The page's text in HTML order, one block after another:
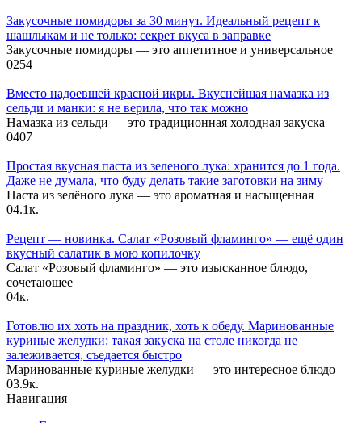
Закусочные помидоры за 30 минут. Идеальный рецепт к
шашлыкам и не только: секрет вкуса в заправке
Закусочные помидоры — это аппетитное и универсальное
0254
Вместо надоевшей красной икры. Вкуснейшая намазка из
сельди и манки: я не верила, что так можно
Намазка из сельди — это традиционная холодная закуска
0407
Простая вкусная паста из зеленого лука: хранится до 1 года.
Даже не думала, что буду делать такие заготовки на зиму
Паста из зелёного лука — это ароматная и насыщенная
04.1к.
Рецепт — новинка. Салат «Розовый фламинго» — ещё один
вкусный салатик в мою копилочку
Салат «Розовый фламинго» — это изысканное блюдо,
сочетающее
04к.
Готовлю их хоть на праздник, хоть к обеду. Маринованные
куриные желудки: такая закуска на столе никогда не
залеживается, съедается быстро
Маринованные куриные желудки — это интересное блюдо
03.9к.
Навигация